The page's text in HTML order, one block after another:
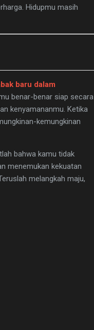
Hidupmu masih
baru dalam
benar-benar siap secara
kenyamananmu. Ketika
kemungkinan
bahwa kamu tidak
menemukan kekuatan
melangkah maju,